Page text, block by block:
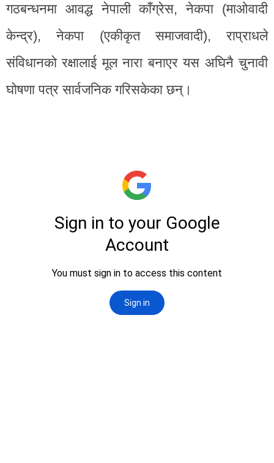
गठबन्धनमा आवद्ध नेपाली काँग्रेस, नेकपा (माओवादी
केन्द्र), नेकपा (एकीकृत समाजवादी), राप्राधले
संविधानको रक्षालाई मूल नारा बनाएर यस अघिनै चुनावी
घोषणा पत्र सार्वजनिक गरिसकेका छन्।